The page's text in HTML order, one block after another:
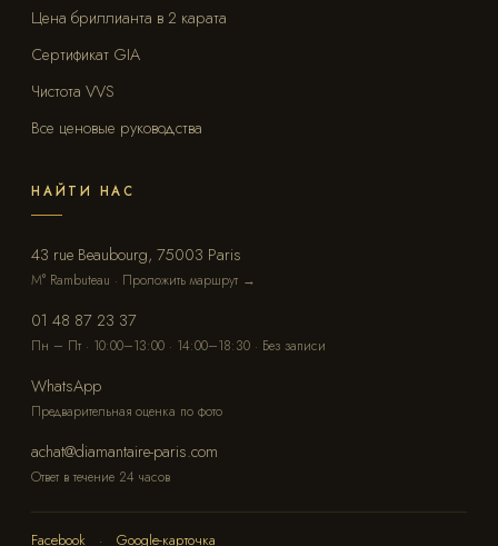
Цена бриллианта в 2 карата
Сертификат GIA
Чистота VVS
Все ценовые руководства
НАЙТИ НАС
43 rue Beaubourg, 75003 Paris
М° Rambuteau · Проложить маршрут →
01 48 87 23 37
Пн – Пт · 10:00–13:00 · 14:00–18:30 · Без записи
WhatsApp
Предварительная оценка по фото
achat@diamantaire-paris.com
Ответ в течение 24 часов
Facebook · Google-карточка